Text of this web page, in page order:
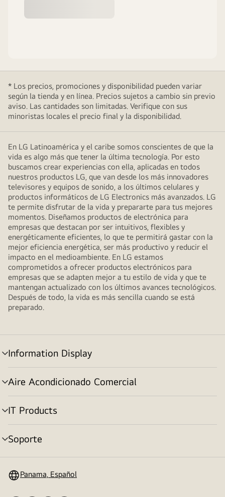
* Los precios, promociones y disponibilidad pueden variar
según la tienda y en línea. Precios sujetos a cambio sin previo
aviso. Las cantidades son limitadas. Verifique con sus
minoristas locales el precio final y la disponibilidad.
En LG Latinoamérica y el caribe somos conscientes de que la
vida es algo más que tener la última tecnología. Por esto
buscamos crear experiencias con ella, aplicadas en todos
nuestros productos LG, que van desde los más innovadores
televisores y equipos de sonido, a los últimos celulares y
productos informáticos de LG Electronics más avanzados. LG
te permite disfrutar de la vida y prepararte para tus mejores
momentos. Diseñamos productos de electrónica para
empresas que destacan por ser intuitivos, flexibles y
energéticamente eficientes, lo que te permitirá gastar con la
mejor eficiencia energética, ser más productivo y reducir el
impacto en el medioambiente. En LG estamos
comprometidos a ofrecer productos electrónicos para
empresas que se adapten mejor a tu estilo de vida y que te
mantengan actualizado con los últimos avances tecnológicos.
Después de todo, la vida es más sencilla cuando se está
preparado.
Information Display
Alternar
menú
Aire Acondicionado Comercial
Alternar
menú
IT Products
Alternar
menú
Soporte
Alternar
Panama, Español